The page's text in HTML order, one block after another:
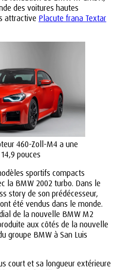
des voitures hautes
attractive Placute frana Textar
460-Zoll-M4 a une
pouces
sportifs compacts
la BMW 2002 turbo. Dans le
story de son prédécesseur,
été vendus dans le monde.
de la nouvelle BMW M2
aux côtés de la nouvelle
groupe BMW à San Luis
court et sa longueur extérieure